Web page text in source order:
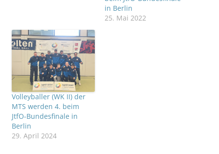
in Berlin
25. Mai 2022
Volleyballer (WK II) der
MTS werden 4. beim
JtfO-Bundesfinale in
Berlin
29. April 2024